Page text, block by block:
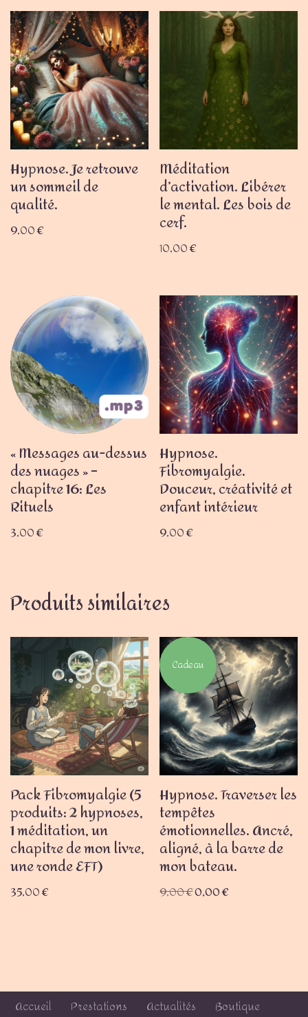
Hypnose. Je retrouve
un sommeil de
qualité.
9,00€
Méditation
d’activation. Libérer
le mental. Les bois de
cerf.
10,00€
« Messages au-dessus
des nuages » –
chapitre 16: Les
Rituels
3,00€
Hypnose.
Fibromyalgie.
Douceur, créativité et
enfant intérieur
9,00€
Produits similaires
Pack Fibromyalgie (5
produits: 2 hypnoses,
1 méditation, un
chapitre de mon livre,
une ronde EFT)
35,00€
Cadeau
Hypnose. Traverser les
tempêtes
émotionnelles. Ancré,
aligné, à la barre de
mon bateau.
9,00€0,00€
Accueil Prestations Actualités
Boutique